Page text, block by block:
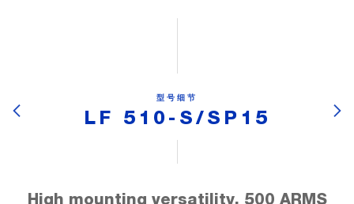
型号细节
LF 510-S/SP15
High mounting versatility, 500 ARMS